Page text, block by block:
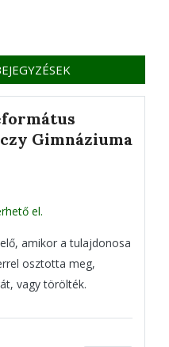
Gimnáziuma
el.
amikor a tulajdonosa
osztotta meg,
vagy törölték.